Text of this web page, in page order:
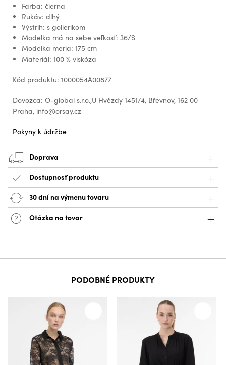
Farba: čierna
Rukáv: dlhý
Výstrih: s golierikom
Modelka má na sebe veľkosť: 36/S
Modelka meria: 175 cm
Materiál: 100 % viskóza
Kód produktu: 1000054A00877
Dovozca: O-global s.r.o.,U Hvězdy 1451/4, Břevnov, 162 00
Praha, info@orsay.cz
Pokyny k údržbe
Doprava
Dostupnosť produktu
30 dní na výmenu tovaru
Otázka na tovar
PODOBNÉ PRODUKTY